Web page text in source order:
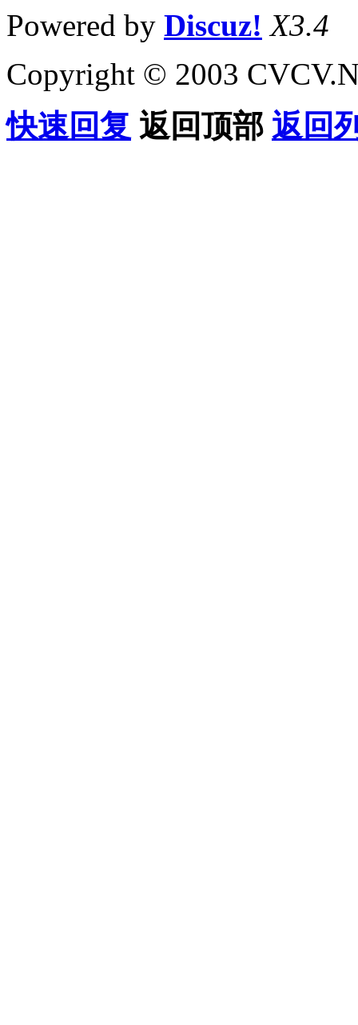
Powered by Discuz! X3.4
Copyright © 2003
快速回复 返回顶部 返回